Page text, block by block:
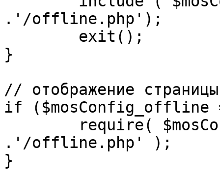
.'/offline.php');
}
// отображение
if ($mosConfig_offline
.'/offline.php' );
}